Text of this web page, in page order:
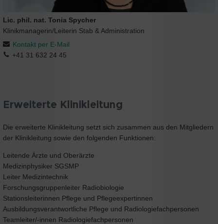
Lic. phil. nat. Tonia Spycher
Klinikmanagerin/Leiterin Stab & Administration
Kontakt per E-Mail
+41 31 632 24 45
Erweiterte Klinikleitung
Die erweiterte Klinikleitung setzt sich zusammen aus den Mitgliedern
der Klinikleitung sowie den folgenden Funktionen:
Leitende Ärzte und Oberärzte
Medizinphysiker SGSMP
Leiter Medizintechnik
Forschungsgruppenleiter Radiobiologie
Stationsleiterinnen Pflege und Pflegeexpertinnen
Ausbildungsverantwortliche Pflege und Radiologiefachpersonen
Teamleiter/-innen Radiologiefachpersonen